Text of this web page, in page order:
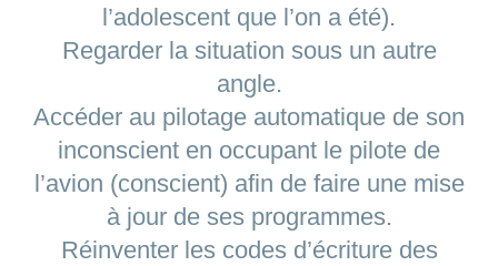
l’adolescent que l’on a été).
Regarder la situation sous un autre
angle.
Accéder au pilotage automatique de son
inconscient en occupant le pilote de
l’avion (conscient) afin de faire une mise
à jour de ses programmes.
Réinventer les codes d’écriture des